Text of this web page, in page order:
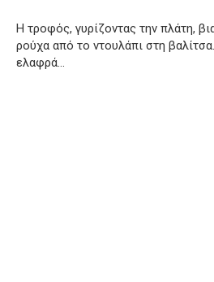
Η τροφός, γυρίζοντας την πλάτη,
ρούχα από το ντουλάπι στη
ελαφρά…